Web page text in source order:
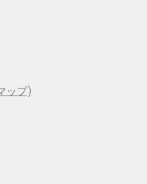
ップ)